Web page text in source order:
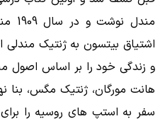
اشتیاق بیتسون به ژنتیک مندلی
و زندگی خود را بر اساس اصول
سفر به استپ های روسیه را